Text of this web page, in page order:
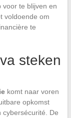
voor te blijven en
voldoende om
te
steken
komt naar voren
opkomst
cybersécurité. De